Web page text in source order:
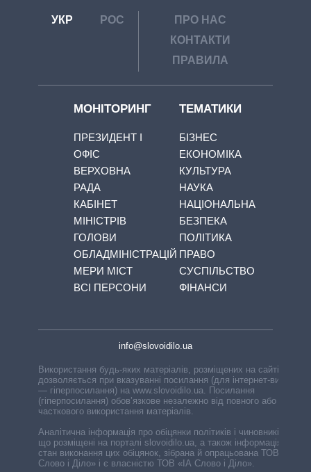
УКР РОС
ПРО НАС
КОНТАКТИ
ПРАВИЛА
МОНІТОРИНГ
ПРЕЗИДЕНТ І
ОФІС
ВЕРХОВНА
РАДА
КАБІНЕТ
МІНІСТРІВ
ГОЛОВИ
ОБЛАДМІНІСТРАЦІЙ
МЕРИ МІСТ
ВСІ ПЕРСОНИ
ТЕМАТИКИ
БІЗНЕС
ЕКОНОМІКА
КУЛЬТУРА
НАУКА
НАЦІОНАЛЬНА
БЕЗПЕКА
ПОЛІТИКА
ПРАВО
СУСПІЛЬСТВО
ФІНАНСИ
info@slovoidilo.ua
Використання будь-яких матеріалів, розміщених на сайті,
дозволяється при вказуванні посилання (для інтернет-видань
— гіперпосилання) на www.slovoidilo.ua. Посилання
(гіперпосилання) обов’язкове незалежно від повного або
часткового використання матеріалів.
Аналітична інформація про обіцянки політиків і чиновників,
що розміщені на порталі slovoidilo.ua, а також інформація про
стан виконання цих обіцянок, зібрана й опрацьована ТОВ «ІА
Слово і Діло» і є власністю ТОВ «ІА Слово і Діло».